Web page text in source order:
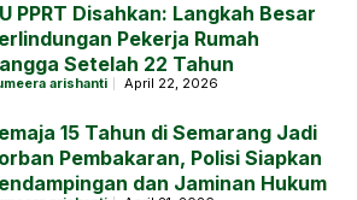
PPRT Disahkan: Langkah Besar
Pekerja Rumah
Setelah 22 Tahun
arishanti April 22, 2026
15 Tahun di Semarang Jadi
Pembakaran, Polisi Siapkan
dan Jaminan Hukum